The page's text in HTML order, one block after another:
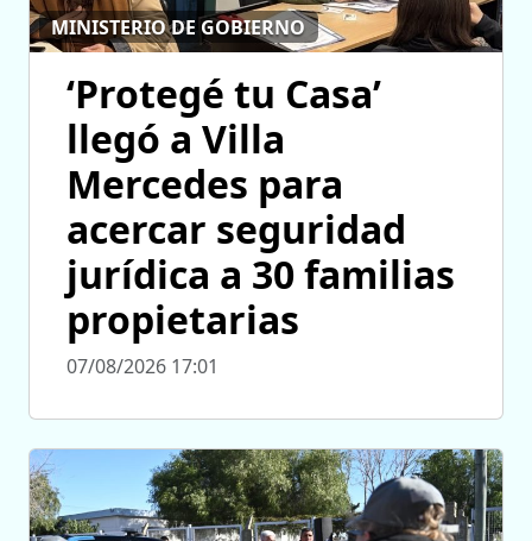
MINISTERIO DE GOBIERNO
‘Protegé tu Casa’
llegó a Villa
Mercedes para
acercar seguridad
jurídica a 30 familias
propietarias
07/08/2026 17:01